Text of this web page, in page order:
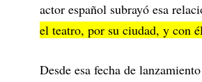
actor español subrayó esa
el teatro, por su ciudad, y con
Desde esa fecha de